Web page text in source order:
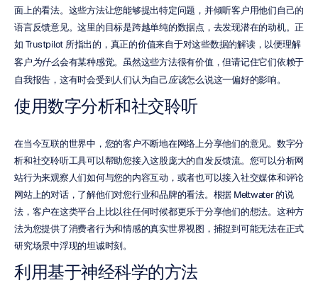
面上的看法。这些方法让您能够提出特定问题，并倾听客户用他们自己的
语言反馈意见。这里的目标是跨越单纯的数据点，去发现潜在的动机。正
如 Trustpilot 所指出的，真正的价值来自于对这些数据的解读，以便理解
客户为什么会有某种感觉。虽然这些方法很有价值，但请记住它们依赖于
自我报告，这有时会受到人们认为自己应该怎么说这一偏好的影响。
使用数字分析和社交聆听
在当今互联的世界中，您的客户不断地在网络上分享他们的意见。数字分
析和社交聆听工具可以帮助您接入这股庞大的自发反馈流。您可以分析网
站行为来观察人们如何与您的内容互动，或者也可以接入社交媒体和评论
网站上的对话，了解他们对您行业和品牌的看法。根据 Meltwater 的说
法，客户在这类平台上比以往任何时候都更乐于分享他们的想法。这种方
法为您提供了消费者行为和情感的真实世界视图，捕捉到可能无法在正式
研究场景中浮现的坦诚时刻。
利用基于神经科学的方法